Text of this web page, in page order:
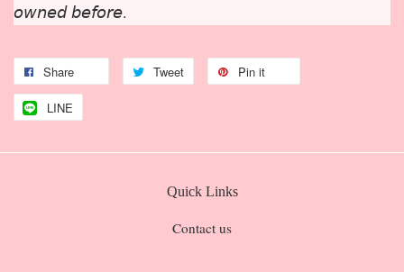
𝘰𝘸𝘯𝘦𝘥 𝘣𝘦𝘧𝘰𝘳𝘦.
Share Tweet Pin it
LINE
Quick Links
Contact us